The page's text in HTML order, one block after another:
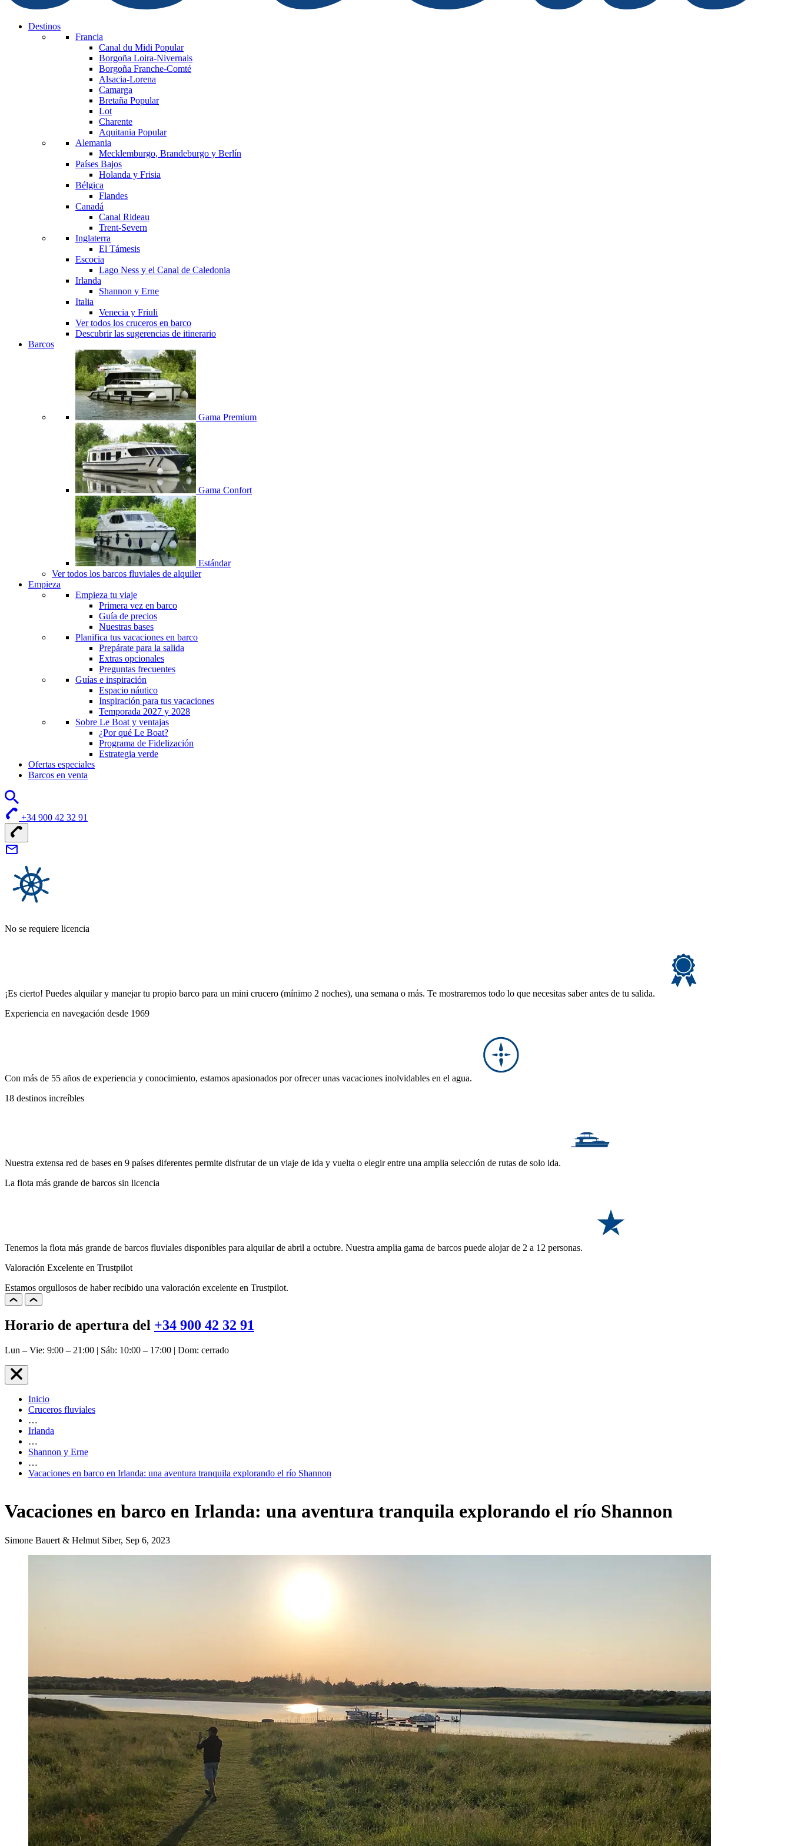
Destinos
Francia
Canal du Midi Popular
Borgoña Loira-Nivernais
Borgoña Franche-Comté
Alsacia-Lorena
Camarga
Bretaña Popular
Lot
Charente
Aquitania Popular
Alemania
Mecklemburgo, Brandeburgo y Berlín
Países Bajos
Holanda y Frisia
Bélgica
Flandes
Canadá
Canal Rideau
Trent-Severn
Inglaterra
El Támesis
Escocia
Lago Ness y el Canal de Caledonia
Irlanda
Shannon y Erne
Italia
Venecia y Friuli
Ver todos los cruceros en barco
Descubrir las sugerencias de itinerario
Barcos
Gama Premium
Gama Confort
Estándar
Ver todos los barcos fluviales de alquiler
Empieza
Empieza tu viaje
Primera vez en barco
Guía de precios
Nuestras bases
Planifica tus vacaciones en barco
Prepárate para la salida
Extras opcionales
Preguntas frecuentes
Guías e inspiración
Espacio náutico
Inspiración para tus vacaciones
Temporada 2027 y 2028
Sobre Le Boat y ventajas
¿Por qué Le Boat?
Programa de Fidelización
Estrategia verde
Ofertas especiales
Barcos en venta
+34 900 42 32 91
No se requiere licencia
¡Es cierto! Puedes alquilar y manejar tu propio barco para un mini crucero (mínimo 2 noches), una semana o más. Te mostraremos todo lo que necesitas saber antes de tu salida.
Experiencia en navegación desde 1969
Con más de 55 años de experiencia y conocimiento, estamos apasionados por ofrecer unas vacaciones inolvidables en el agua.
18 destinos increíbles
Nuestra extensa red de bases en 9 países diferentes permite disfrutar de un viaje de ida y vuelta o elegir entre una amplia selección de rutas de solo ida.
La flota más grande de barcos sin licencia
Tenemos la flota más grande de barcos fluviales disponibles para alquilar de abril a octubre. Nuestra amplia gama de barcos puede alojar de 2 a 12 personas.
Valoración Excelente en Trustpilot
Estamos orgullosos de haber recibido una valoración excelente en Trustpilot.
Horario de apertura del +34 900 42 32 91
Lun – Vie: 9:00 – 21:00 | Sáb: 10:00 – 17:00 | Dom: cerrado
Inicio
Cruceros fluviales
…
Irlanda
…
Shannon y Erne
…
Vacaciones en barco en Irlanda: una aventura tranquila explorando el río Shannon
Vacaciones en barco en Irlanda: una aventura tranquila explorando el río Shannon
Simone Bauert & Helmut Siber, Sep 6, 2023